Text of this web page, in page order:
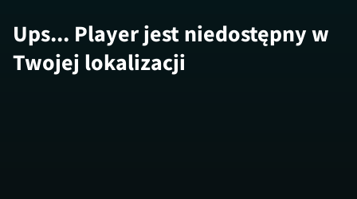
Ups... Player jest niedostępny w
Twojej lokalizacji